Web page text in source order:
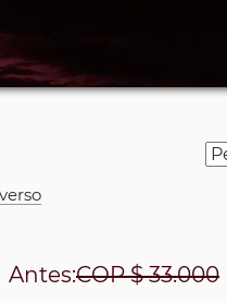
Antes:COP$ 33.000